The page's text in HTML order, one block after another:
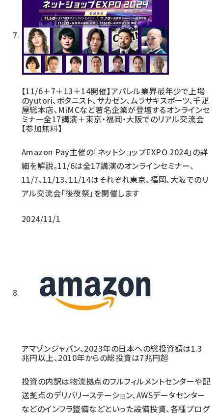
【11/6＋7＋13＋14開催】アパレル業界最年少で上場
のyutori、ボタニスト、サカゼン、ムラサキスポーツ、千疋
屋総本店、MiMCなど著名企業が登壇するオンラインセ
ミナー全17講演＋東京・福岡・大阪でのリアル交流会
【参加無料】
Amazon Pay主催の「ネットショップEXPO 2024」の詳
細を解説。11/6は全17講演のオンラインセミナー、
11/7、11/13、11/14はそれぞれ東京、福岡、大阪でのリ
アル交流会「後夜祭」を開催します
2024/11/1
アマゾンジャパン、2023年の日本への総投資額は1.3
兆円以上、2010年からの総投資は7兆円超
投資の内訳は物流拠点のフルフィルメントセンターや配
送拠点のデリバリーステーション、AWSデータセンター
などのインフラ整備などといった設備投資、各種プログ